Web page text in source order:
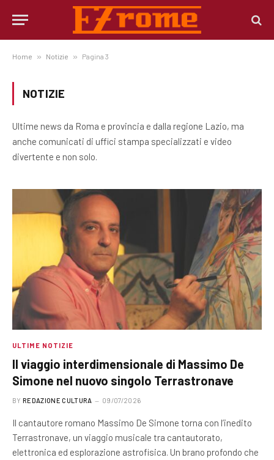
Home » Notizie » Pagina 3
NOTIZIE
Ultime news da Roma e provincia e dalla regione Lazio, ma
anche comunicati di uffici stampa specializzati e video
divertente e non solo.
ULTIME NOTIZIE
Il viaggio interdimensionale di Massimo De
Simone nel nuovo singolo Terrastronave
BY REDAZIONE CULTURA 09/07/2026
Il cantautore romano Massimo De Simone torna con l’inedito
Terrastronave, un viaggio musicale tra cantautorato,
elettronica ed esplorazione astrofisica. Un brano profondo che